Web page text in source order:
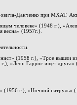
Данченко при МХАТ.
человеке» (1948 г.),
весна» (1957г.).
(1958 г.), «Трое вышли
«Леон Гаррос ищет друга»
г.), «Ночной патруль»